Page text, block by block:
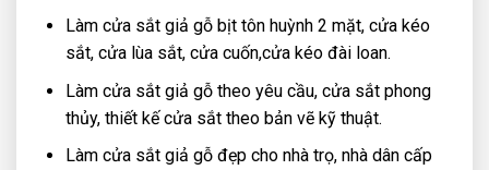
Làm cửa sắt giả gỗ bịt tôn huỳnh 2 mặt, cửa kéo
sắt, cửa lùa sắt, cửa cuốn,cửa kéo đài loan.
Làm cửa sắt giả gỗ theo yêu cầu, cửa sắt phong
thủy, thiết kế cửa sắt theo bản vẽ kỹ thuật.
Làm cửa sắt giả gỗ đẹp cho nhà trọ, nhà dân cấp